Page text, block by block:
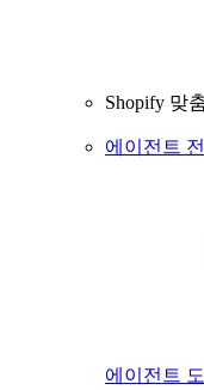
Shopify 맞
에이전트
에이전트